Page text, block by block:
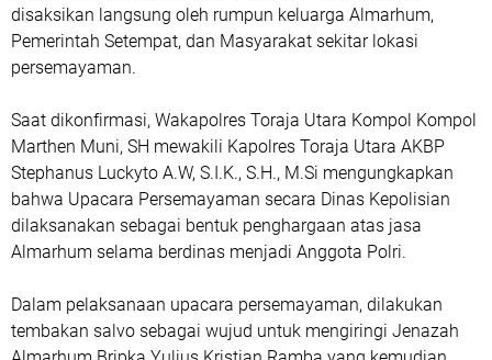
disaksikan langsung oleh rumpun keluarga Almarhum,
Pemerintah Setempat, dan Masyarakat sekitar lokasi
persemayaman.
Saat dikonfirmasi, Wakapolres Toraja Utara Kompol Kompol
Marthen Muni, SH mewakili Kapolres Toraja Utara AKBP
Stephanus Luckyto A.W, S.I.K., S.H., M.Si mengungkapkan
bahwa Upacara Persemayaman secara Dinas Kepolisian
dilaksanakan sebagai bentuk penghargaan atas jasa
Almarhum selama berdinas menjadi Anggota Polri.
Dalam pelaksanaan upacara persemayaman, dilakukan
tembakan salvo sebagai wujud untuk mengiringi Jenazah